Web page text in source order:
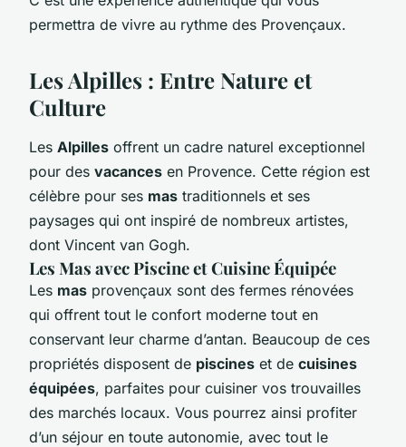
permettra de vivre au rythme des Provençaux.
Les Alpilles : Entre Nature et
Culture
Les Alpilles offrent un cadre naturel exceptionnel
pour des vacances en Provence. Cette région est
célèbre pour ses mas traditionnels et ses
paysages qui ont inspiré de nombreux artistes,
dont Vincent van Gogh.
Les Mas avec Piscine et Cuisine Équipée
Les mas provençaux sont des fermes rénovées
qui offrent tout le confort moderne tout en
conservant leur charme d’antan. Beaucoup de ces
propriétés disposent de piscines et de cuisines
équipées, parfaites pour cuisiner vos trouvailles
des marchés locaux. Vous pourrez ainsi profiter
d’un séjour en toute autonomie, avec tout le